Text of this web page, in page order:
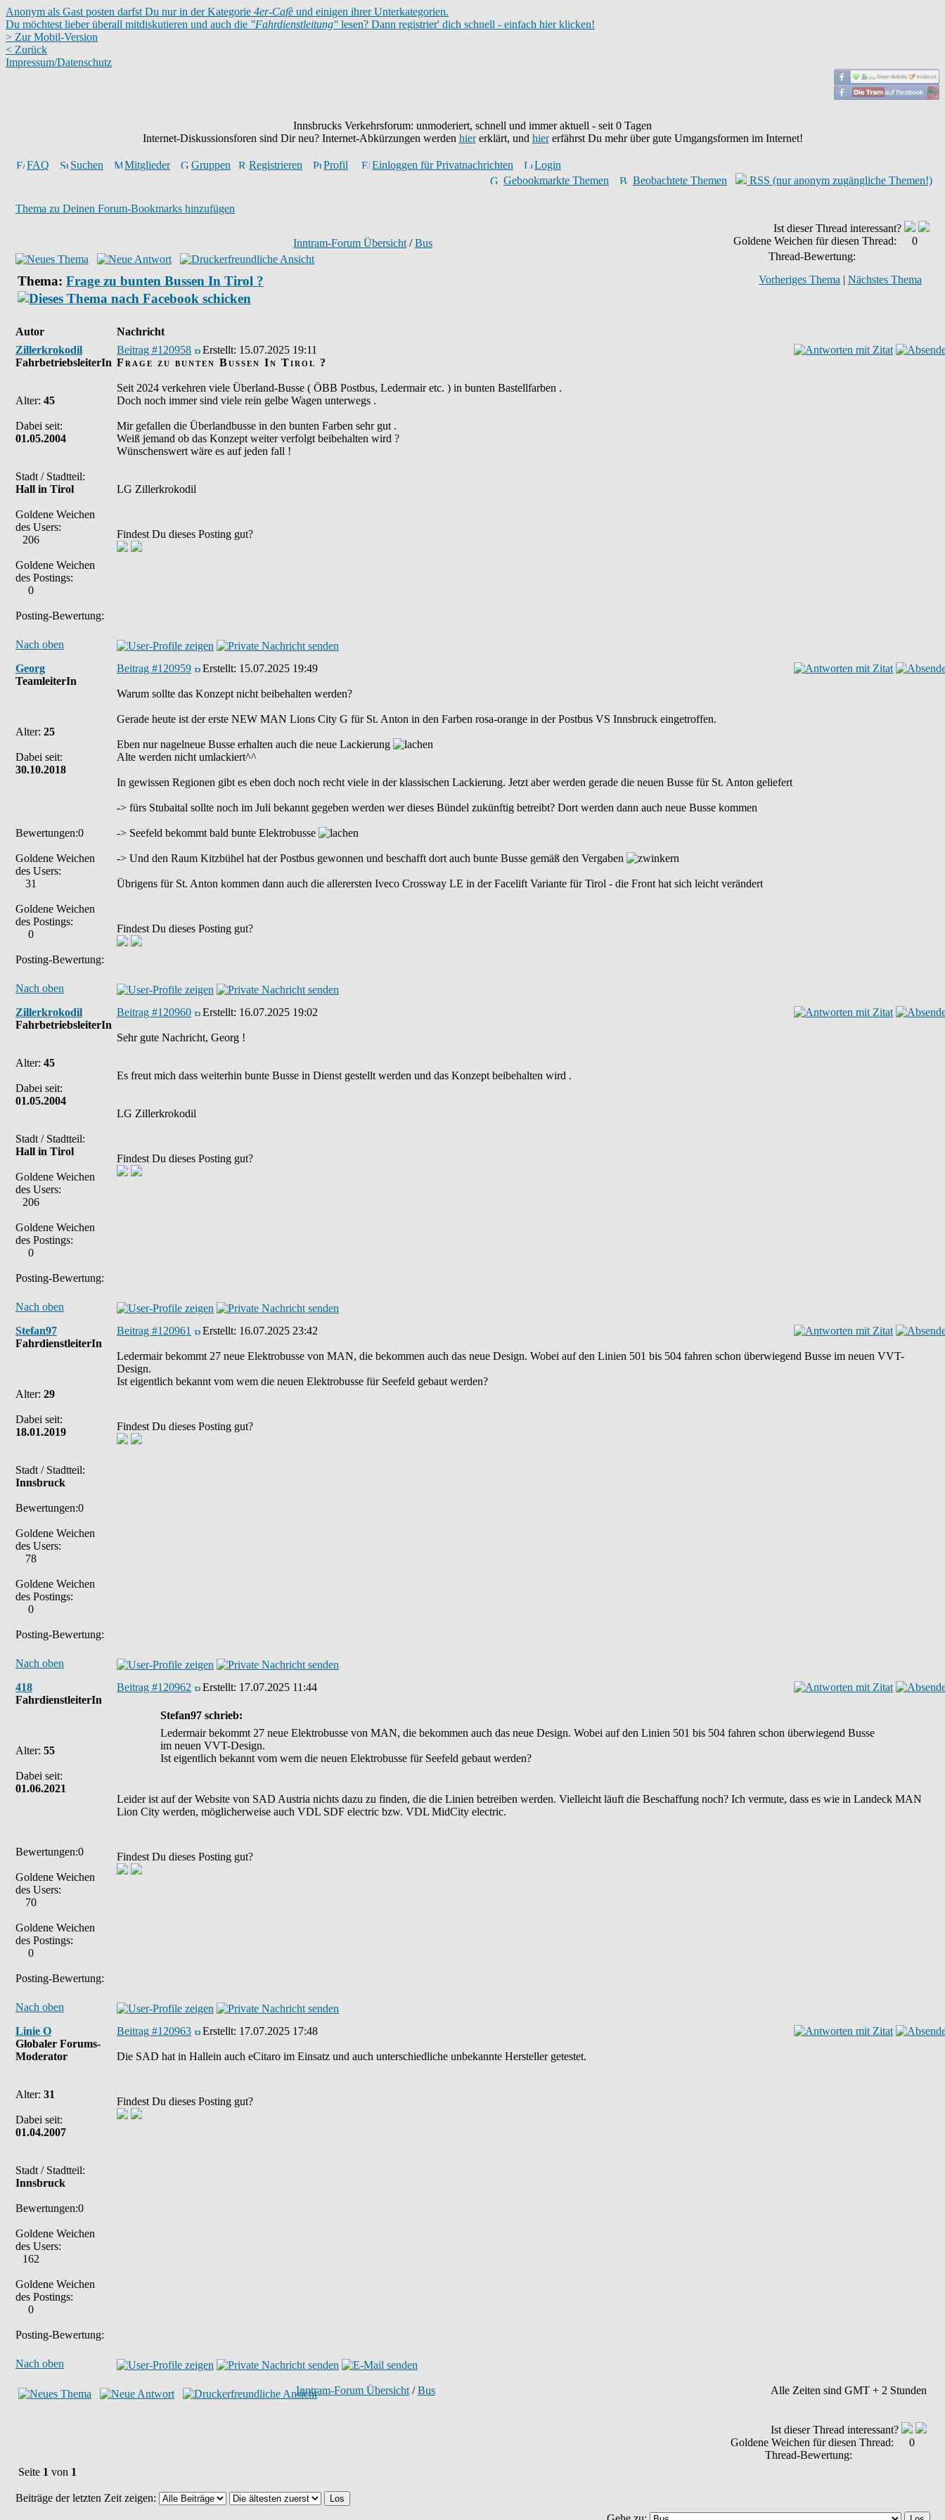
Anonym als Gast posten darfst Du nur in der Kategorie 4er-Cafè und einigen ihrer Unterkategorien.
Du möchtest lieber überall mitdiskutieren und auch die "Fahrdienstleitung" lesen? Dann registrier' dich schnell - einfach hier klicken!
> Zur Mobil-Version
< Zurück
Impressum/Datenschutz
Innsbrucks Verkehrsforum: unmoderiert, schnell und immer aktuell - seit 0 Tagen
Internet-Diskussionsforen sind Dir neu? Internet-Abkürzungen werden hiererklärt, und hiererfährst Du mehr über gute Umgangsformen im Internet!
FAQ Suchen Mitglieder Gruppen Registrieren Profil Einloggen für Privatnachrichten
Login
Gebookmarkte Themen
Beobachtete Themen RSS (nur anonym zugängliche Themen!)
Thema zu Deinen Forum-Bookmarks hinzufügen
Inntram-Forum Übersicht /Bus
Ist dieser Thread interessant?
Goldene Weichen für diesen Thread:
0
Thread-Bewertung:
Thema: Frage zu bunten Bussen In Tirol ? Vorheriges Thema | Nächstes Thema
Autor
Nachricht
Zillerkrokodil
FahrbetriebsleiterIn
Alter: 45
Dabei seit:
01.05.2004
Stadt / Stadtteil:
Hall in Tirol
Goldene Weichen
des Users:
206
Goldene Weichen
des Postings:
0
Posting-Bewertung:
Beitrag #120958 Erstellt: 15.07.2025 19:11
Frage zu bunten Bussen In Tirol ?
Seit 2024 verkehren viele Überland-Busse ( ÖBB Postbus, Ledermair etc. ) in bunten Bastellfarben .
Doch noch immer sind viele rein gelbe Wagen unterwegs .
Mir gefallen die Überlandbusse in den bunten Farben sehr gut .
Weiß jemand ob das Konzept weiter verfolgt beibehalten wird ?
Wünschenswert wäre es auf jeden fall !
LG Zillerkrokodil
Findest Du dieses Posting gut?
Nach oben
Georg
TeamleiterIn
Alter: 25
Dabei seit:
30.10.2018
Bewertungen:0
Goldene Weichen
des Users:
31
Goldene Weichen
des Postings:
0
Posting-Bewertung:
Beitrag #120959 Erstellt: 15.07.2025 19:49
Warum sollte das Konzept nicht beibehalten werden?
Gerade heute ist der erste NEW MAN Lions City G für St. Anton in den Farben rosa-orange in der Postbus VS Innsbruck eingetroffen.
Eben nur nagelneue Busse erhalten auch die neue Lackierung
Alte werden nicht umlackiert^^
In gewissen Regionen gibt es eben doch noch recht viele in der klassischen Lackierung. Jetzt aber werden gerade die neuen Busse für St. Anton geliefert
-> fürs Stubaital sollte noch im Juli bekannt gegeben werden wer dieses Bündel zukünftig betreibt? Dort werden dann auch neue Busse kommen
-> Seefeld bekommt bald bunte Elektrobusse
-> Und den Raum Kitzbühel hat der Postbus gewonnen und beschafft dort auch bunte Busse gemäß den Vergaben
Übrigens für St. Anton kommen dann auch die allerersten Iveco Crossway LE in der Facelift Variante für Tirol - die Front hat sich leicht verändert
Findest Du dieses Posting gut?
Nach oben
Zillerkrokodil
FahrbetriebsleiterIn
Alter: 45
Dabei seit:
01.05.2004
Stadt / Stadtteil:
Hall in Tirol
Goldene Weichen
des Users:
206
Goldene Weichen
des Postings:
0
Posting-Bewertung:
Beitrag #120960 Erstellt: 16.07.2025 19:02
Sehr gute Nachricht, Georg !
Es freut mich dass weiterhin bunte Busse in Dienst gestellt werden und das Konzept beibehalten wird .
LG Zillerkrokodil
Findest Du dieses Posting gut?
Nach oben
Stefan97
FahrdienstleiterIn
Alter: 29
Dabei seit:
18.01.2019
Stadt / Stadtteil:
Innsbruck
Bewertungen:0
Goldene Weichen
des Users:
78
Goldene Weichen
des Postings:
0
Posting-Bewertung:
Beitrag #120961 Erstellt: 16.07.2025 23:42
Ledermair bekommt 27 neue Elektrobusse von MAN, die bekommen auch das neue Design. Wobei auf den Linien 501 bis 504 fahren schon überwiegend Busse im neuen VVT-
Design.
Ist eigentlich bekannt vom wem die neuen Elektrobusse für Seefeld gebaut werden?
Findest Du dieses Posting gut?
Nach oben
418
FahrdienstleiterIn
Alter: 55
Dabei seit:
01.06.2021
Bewertungen:0
Goldene Weichen
des Users:
70
Goldene Weichen
des Postings:
0
Posting-Bewertung:
Beitrag #120962 Erstellt: 17.07.2025 11:44
Stefan97 schrieb:
Ledermair bekommt 27 neue Elektrobusse von MAN, die bekommen auch das neue Design. Wobei auf den Linien 501 bis 504 fahren schon überwiegend Busse
im neuen VVT-Design.
Ist eigentlich bekannt vom wem die neuen Elektrobusse für Seefeld gebaut werden?
Leider ist auf der Website von SAD Austria nichts dazu zu finden, die die Linien betreiben werden. Vielleicht läuft die Beschaffung noch? Ich vermute, dass es wie in Landeck MAN
Lion City werden, möglicherweise auch VDL SDF electric bzw. VDL MidCity electric.
Findest Du dieses Posting gut?
Nach oben
Linie O
Globaler Forums-
Moderator
Alter: 31
Dabei seit:
01.04.2007
Stadt / Stadtteil:
Innsbruck
Bewertungen:0
Goldene Weichen
des Users:
162
Goldene Weichen
des Postings:
0
Posting-Bewertung:
Beitrag #120963 Erstellt: 17.07.2025 17:48
Die SAD hat in Hallein auch eCitaro im Einsatz und auch unterschiedliche unbekannte Hersteller getestet.
Findest Du dieses Posting gut?
Nach oben
Inntram-Forum Übersicht /Bus Alle Zeiten sind GMT + 2 Stunden
Ist dieser Thread interessant?
Goldene Weichen für diesen Thread:
0
Thread-Bewertung:
Seite 1 von 1
Beiträge der letzten Zeit zeigen: